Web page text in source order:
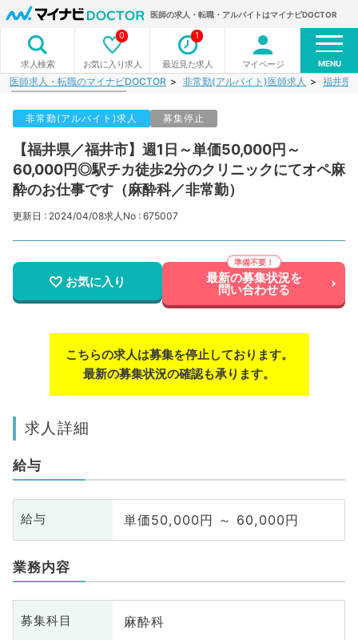
医師の求人・転職・アルバイトはマイナビDOCTOR
求人検索 お気に入り求人
0
最近見た求人
1
マイページ MENU
医師求人・転職のマイナビDOCTOR 非常勤(アルバイト)医師求人 福井県
非常勤(アルバイト)求人 募集停止
【福井県／福井市】週1日～単価50,000円～
60,000円◎駅チカ徒歩2分のクリニックにてオペ麻
酔のお仕事です（麻酔科／非常勤）
更新日 : 2024/04/08求人No : 675007
お気に入り 最新の募集状況を
問い合わせる
こちらの求人は募集を停止しております。
最新の募集状況の確認も承ります。
求人詳細
給与
給与 単価50,000円 ～ 60,000円
業務内容
募集科目 麻酔科